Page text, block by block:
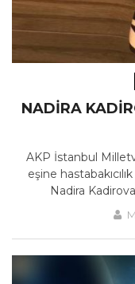
NADIRA
AKP İstanbul
eşine
Nadira